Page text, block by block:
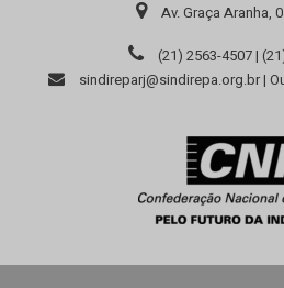
Av. Graça Aranha,
(21) 2563-4507 |
sindireparj@sindirepa.org.br |